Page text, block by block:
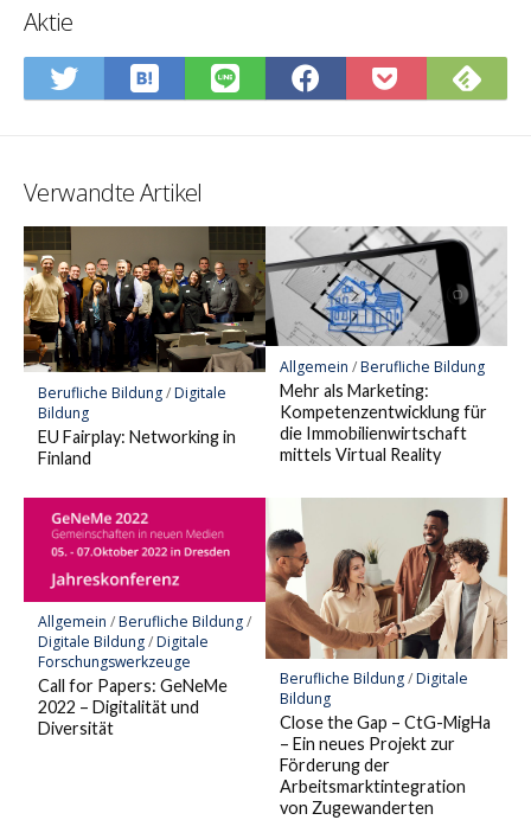
Aktie
Auf
Twitter
In
Hatena-
Auf
LINE
Auf
Facebook
In
Pocket
Sie
Verwandte Artikel
Berufliche Bildung/Digitale
Bildung
EU Fairplay: Networking in
Finland
Allgemein /Berufliche Bildung
Mehr als Marketing:
Kompetenzentwicklung für
die Immobilienwirtschaft
mittels Virtual Reality
Allgemein /Berufliche Bildung/
Digitale Bildung/Digitale
Forschungswerkzeuge
Call for Papers: GeNeMe
2022 – Digitalität und
Diversität
Berufliche Bildung/Digitale
Bildung
Close the Gap – CtG-MigHa
– Ein neues Projekt zur
Förderung der
Arbeitsmarktintegration
von Zugewanderten